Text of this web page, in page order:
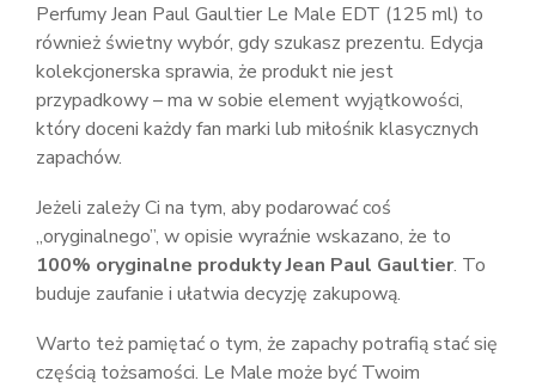
Perfumy Jean Paul Gaultier Le Male EDT (125 ml) to
również świetny wybór, gdy szukasz prezentu. Edycja
kolekcjonerska sprawia, że produkt nie jest
przypadkowy – ma w sobie element wyjątkowości,
który doceni każdy fan marki lub miłośnik klasycznych
zapachów.
Jeżeli zależy Ci na tym, aby podarować coś
„oryginalnego”, w opisie wyraźnie wskazano, że to
100% oryginalne produkty Jean Paul Gaultier. To
buduje zaufanie i ułatwia decyzję zakupową.
Warto też pamiętać o tym, że zapachy potrafią stać się
częścią tożsamości. Le Male może być Twoim